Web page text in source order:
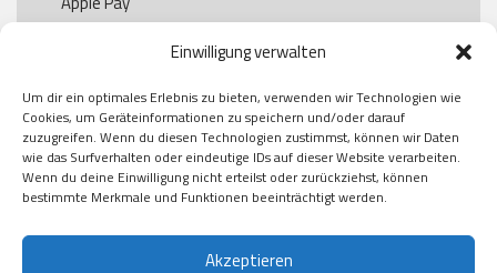
Einwilligung verwalten
Um dir ein optimales Erlebnis zu bieten, verwenden wir Technologien wie
Cookies, um Geräteinformationen zu speichern und/oder darauf
zuzugreifen. Wenn du diesen Technologien zustimmst, können wir Daten
wie das Surfverhalten oder eindeutige IDs auf dieser Website verarbeiten.
Wenn du deine Einwilligung nicht erteilst oder zurückziehst, können
bestimmte Merkmale und Funktionen beeinträchtigt werden.
Akzeptieren
Paypal
Kauf auf Rechung
Klarna
American Express